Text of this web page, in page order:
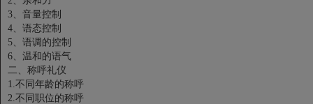
3、音量控制
4、语态控制
5、语调的控制
6、温和的语气
二、称呼礼仪
1.不同年龄的称呼
2.不同职位的称呼